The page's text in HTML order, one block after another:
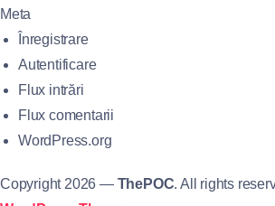
Meta
Înregistrare
Autentificare
Flux intrări
Flux comentarii
WordPress.org
Copyright 2026 — ThePOC. All rights